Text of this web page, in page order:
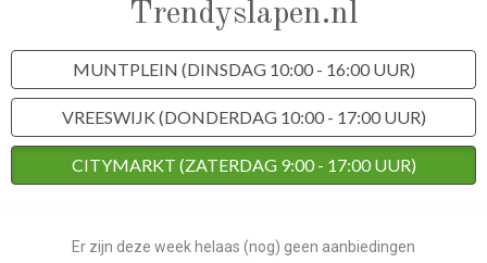
Trendyslapen.nl
MUNTPLEIN (DINSDAG 10:00 - 16:00 UUR)
VREESWIJK (DONDERDAG 10:00 - 17:00 UUR)
CITYMARKT (ZATERDAG 9:00 - 17:00 UUR)
Er zijn deze week helaas (nog) geen aanbiedingen